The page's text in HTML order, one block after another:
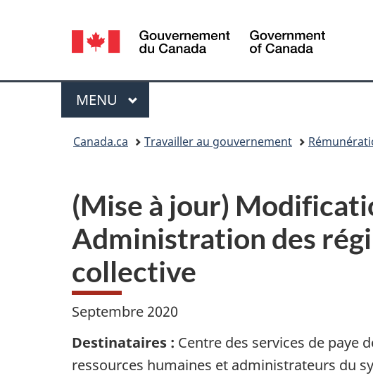
Sélection
de
la
langue
Canada
Menu
MENU PRINCIPAL
Canada.ca Travailler au gouvernement
(Mise à jour)
Administration des
collective
Septembre 2020
Destinataires : Centre des services de paye
ressources humaines et administrateurs du